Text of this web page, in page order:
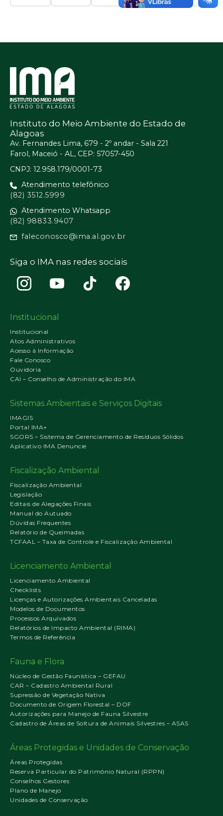
Instituto do Meio Ambiente do Estado de
Alagoas
Av. Fernandes Lima, 679 - 2º andar - Sala 221
Farol, Maceió - AL, CEP: 57057-450
CNPJ: 12.958.179/0001-73
Atendimento telefônico
(82) 3512.5999
Atendimento Whatsapp
(82) 98833.9407
faleconosco@ima.al.gov.br
Siga o IMA nas redes sociais
Institucional
Institucional
Atos Administrativos
Acesso à Informação
Fale Conosco
Ouvidoria
CAI – Conselho de Administração do IMA
Sistemas Ambientais e Serviços Digitais
IMAGIS
Portal IMA+
SGORS – Sistema de Gerenciamento de Resíduos Sólidos
Aplicativo IMA Denuncie
Fiscalização Ambiental
Fiscalização Ambiental
Legislação
Editais de Alegações Finais
Manual do Autuado
Dúvidas Frequentes
Relatório de Queimadas
TCFAAL – Taxa de Controle e Fiscalização Ambiental
Licenciamento Ambiental
Licenciamento Ambiental
Checklists
Licenças e Autorizações Ambientais Canceladas
Modelos de Documentos
Processos Arquivados
Relatórios de Impacto Ambiental (RIMA)
Termos de Referência
Fauna e Flora
Núcleo de Gestão Faunística – GEFAU
CAR – Cadastro Ambiental Rural
Supressão de Vegetação Nativa
Documento de Origem Florestal – DOF
Autorizações para Manejo de Fauna Silvestre
Cadastro de Áreas de Soltura de Animais Silvestres – ASAS
Áreas Protegidas e Unidades de Conservação
Áreas Protegidas
Reserva Particular do Patrimônio Natural (RPPN)
Conselhos Gestores
Plano de Manejo
Unidades de Conservação